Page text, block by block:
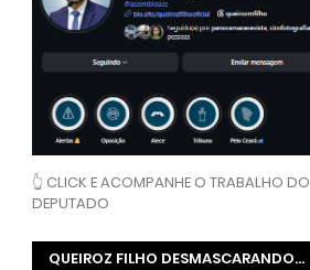
👆 CLICK E ACOMPANHE O TRABALHO DO
DEPUTADO
QUEIROZ FILHO DESMASCARANDO...